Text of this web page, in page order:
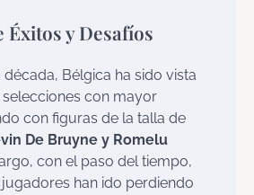
Éxitos y Desafíos
Bélgica ha sido vista
con mayor
con figuras de la talla de
De Bruyne y Romelu
con el paso del tiempo,
han ido perdiendo